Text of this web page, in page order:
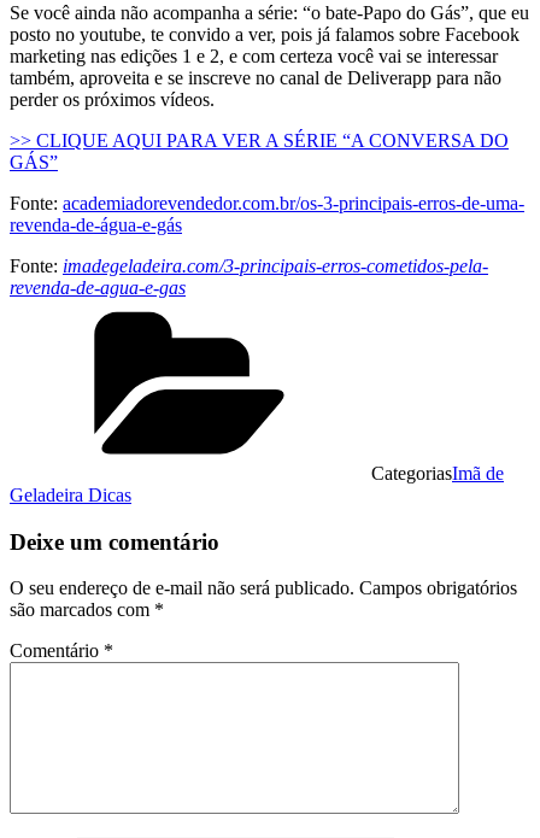
Se você ainda não acompanha a série: “o bate-Papo do Gás”, que eu
posto no youtube, te convido a ver, pois já falamos sobre Facebook
marketing nas edições 1 e 2, e com certeza você vai se interessar
também, aproveita e se inscreve no canal de Deliverapp para não
perder os próximos vídeos.
>> CLIQUE AQUI PARA VER A SÉRIE “A CONVERSA DO
GÁS”
Fonte: academiadorevendedor.com.br/os-3-principais-erros-de-uma-
revenda-de-água-e-gás
Fonte: imadegeladeira.com/3-principais-erros-cometidos-pela-
revenda-de-agua-e-gas
CategoriasImã de
Geladeira Dicas
Deixe um comentário
O seu endereço de e-mail não será publicado. Campos obrigatórios
são marcados com *
Comentário *